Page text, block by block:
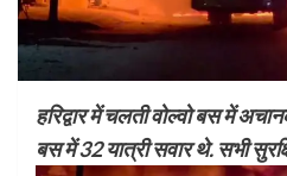
हरिद्वार में चलती वोल्वो बस में
बस में 32 यात्री सवार थे. सभी